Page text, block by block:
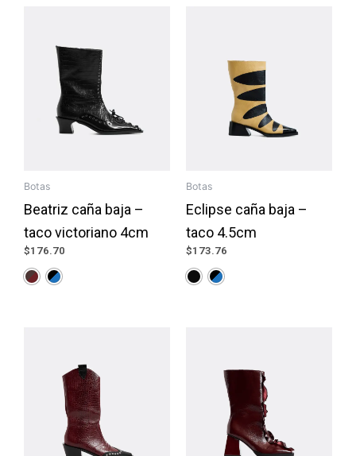
Botas
Beatriz caña baja –
taco victoriano 4cm
$176.70
Botas
Eclipse caña baja –
taco 4.5cm
$173.76